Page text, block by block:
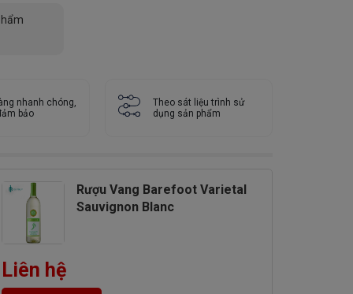
nhanh chóng,
bảo
Theo sát liệu trình sử
dụng sản phẩm
Rượu Vang Barefoot Varietal
Sauvignon Blanc
Liên hệ